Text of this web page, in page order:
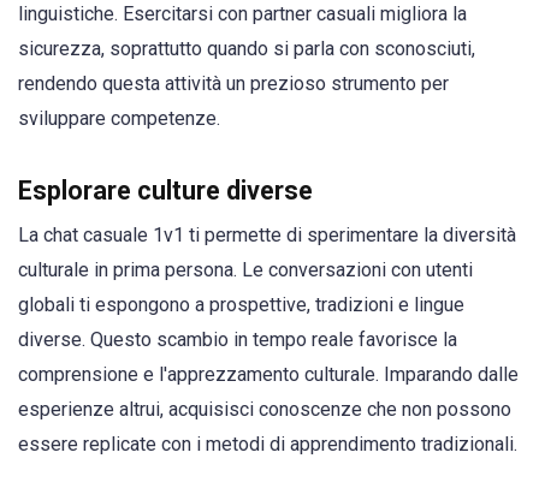
linguistiche. Esercitarsi con partner casuali migliora la
sicurezza, soprattutto quando si parla con sconosciuti,
rendendo questa attività un prezioso strumento per
sviluppare competenze.
Esplorare culture diverse
La chat casuale 1v1 ti permette di sperimentare la diversità
culturale in prima persona. Le conversazioni con utenti
globali ti espongono a prospettive, tradizioni e lingue
diverse. Questo scambio in tempo reale favorisce la
comprensione e l'apprezzamento culturale. Imparando dalle
esperienze altrui, acquisisci conoscenze che non possono
essere replicate con i metodi di apprendimento tradizionali.